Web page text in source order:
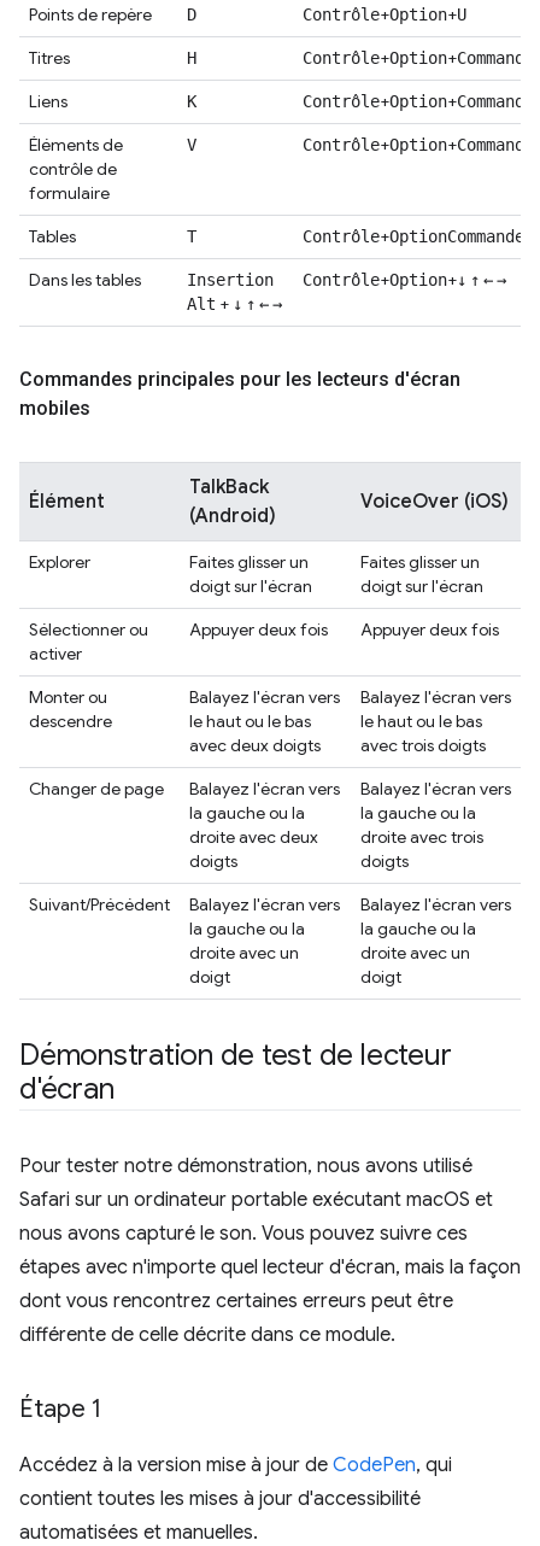
Points de repère D Contrôle+Option+U
Titres H Contrôle+Option+Commande
Liens
K Contrôle+Option+Commande
Éléments de
contrôle de
formulaire
V Contrôle+Option+Commande
Tables T Contrôle+OptionCommande
Dans les tables
Insertion
Alt + ↓ ↑ ←→
Contrôle+Option+↓ ↑ ←→
Commandes principales pour les lecteurs d'écran
mobiles
Élément
TalkBack
(Android)
VoiceOver (iOS)
Explorer
Faites glisser un
doigt sur l'écran
Faites glisser un
doigt sur l'écran
Sélectionner ou
activer
Appuyer deux fois Appuyer deux fois
Monter ou
descendre
Balayez l'écran vers
le haut ou le bas
avec deux doigts
Balayez l'écran vers
le haut ou le bas
avec trois doigts
Changer de page
Balayez l'écran vers
la gauche ou la
droite avec deux
doigts
Balayez l'écran vers
la gauche ou la
droite avec trois
doigts
Suivant/Précédent
Balayez l'écran vers
la gauche ou la
droite avec un
doigt
Balayez l'écran vers
la gauche ou la
droite avec un
doigt
Démonstration de test de lecteur
d'écran
Pour tester notre démonstration, nous avons utilisé
Safari sur un ordinateur portable exécutant macOS et
nous avons capturé le son. Vous pouvez suivre ces
étapes avec n'importe quel lecteur d'écran, mais la façon
dont vous rencontrez certaines erreurs peut être
différente de celle décrite dans ce module.
Étape 1
Accédez à la version mise à jour de CodePen, qui
contient toutes les mises à jour d'accessibilité
automatisées et manuelles.